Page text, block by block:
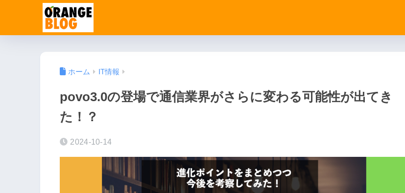
ホーム IT情報
povo3.0の登場で通信業界がさらに変わる可能性が出てき
た！？
2024-10-14